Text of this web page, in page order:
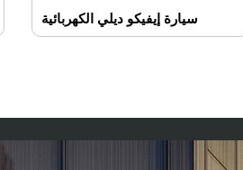
سيارة إيفيكو ديلي الكهربائية